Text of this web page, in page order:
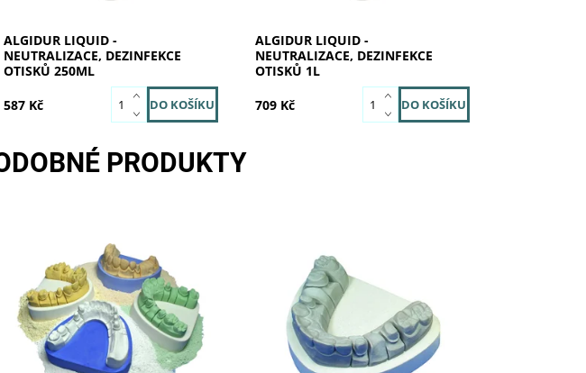
ALGIDUR LIQUID -
NEUTRALIZACE, DEZINFEKCE
OTISKŮ 250ML
587 Kč
ALGIDUR LIQUID -
NEUTRALIZACE, DEZINFEKCE
OTISKŮ 1L
709 Kč
PRODUKTY
Hinristone je optimálně tekutá
thixotropní supertvrdá dentální
sádra z přírodní suroviny vysoké
čistoty a s neobyčejnou tvrdostí.
Dentální sádra...
Dostupnost:
Skladem u
Dentální sádra Hinriplast N je
nejtekutější, nejotěruvzdornější a
ostré kontury nejlépe kreslící
dentální sádra. Jedná se o přírodní
dentální sádu...
Dostupnost:
Skladem u